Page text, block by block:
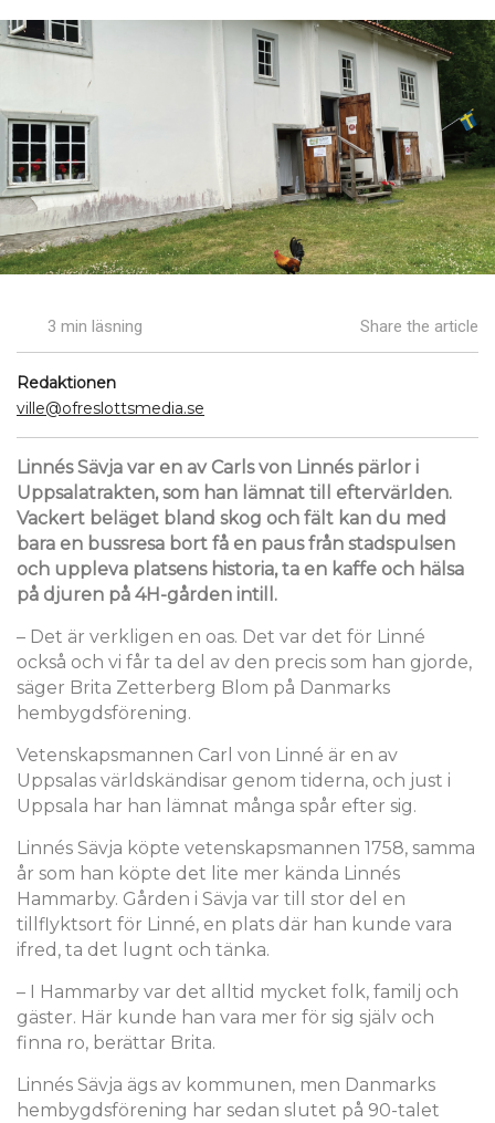
3 min läsning Share the article
Redaktionen
ville@ofreslottsmedia.se
Linnés Sävja var en av Carls von Linnés pärlor i
Uppsalatrakten, som han lämnat till eftervärlden.
Vackert beläget bland skog och fält kan du med
bara en bussresa bort få en paus från stadspulsen
och uppleva platsens historia, ta en kaffe och hälsa
på djuren på 4H-gården intill.
– Det är verkligen en oas. Det var det för Linné
också och vi får ta del av den precis som han gjorde,
säger Brita Zetterberg Blom på Danmarks
hembygdsförening.
Vetenskapsmannen Carl von Linné är en av
Uppsalas världskändisar genom tiderna, och just i
Uppsala har han lämnat många spår efter sig.
Linnés Sävja köpte vetenskapsmannen 1758, samma
år som han köpte det lite mer kända Linnés
Hammarby. Gården i Sävja var till stor del en
tillflyktsort för Linné, en plats där han kunde vara
ifred, ta det lugnt och tänka.
– I Hammarby var det alltid mycket folk, familj och
gäster. Här kunde han vara mer för sig själv och
finna ro, berättar Brita.
Linnés Sävja ägs av kommunen, men Danmarks
hembygdsförening har sedan slutet på 90-talet